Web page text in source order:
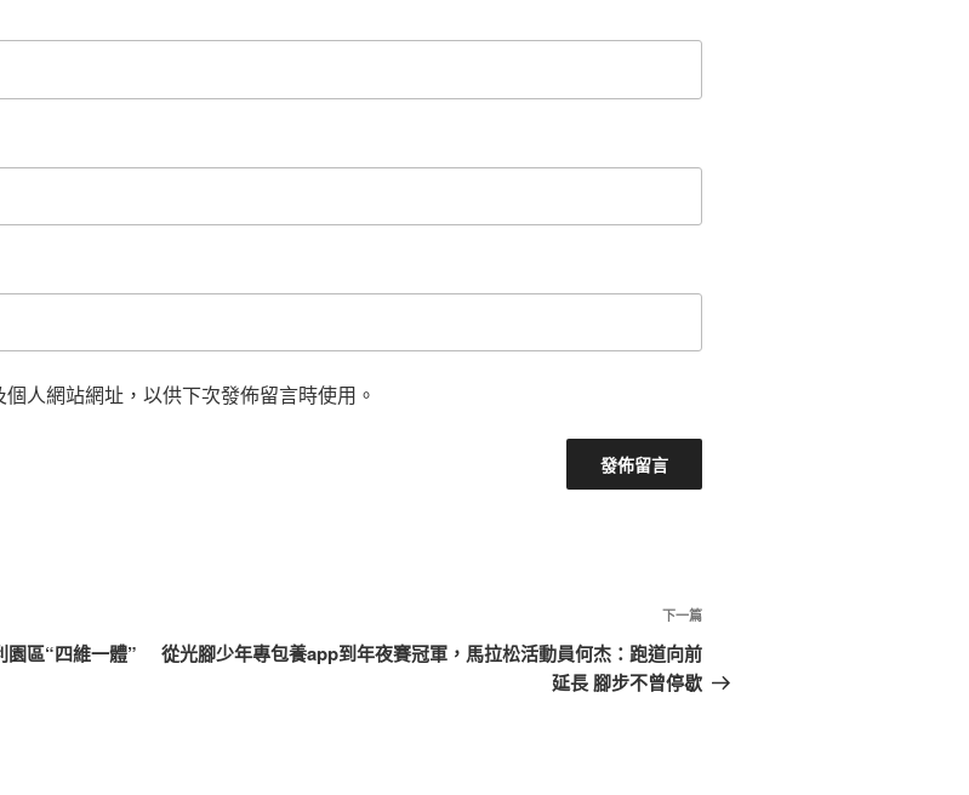
人網站網址，以供下次發佈留言時使用。
區“四維一體”
下
一
篇
下一篇
從光腳少年專包養app到年夜賽冠軍，馬拉松活動員何杰：跑道向前
延長 腳步不曾停歇